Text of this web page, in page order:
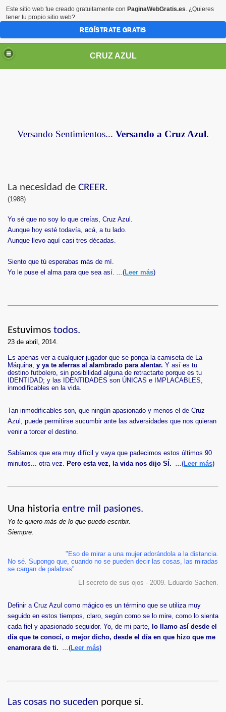
CRUZ AZUL
Versando Sentimientos... Versando a Cruz Azul.
La necesidad de CREER.
(1988)
Yo sé que no soy lo que creías, Cruz Azul.
Aunque hoy esté todavía, acá, a tu lado.
Aunque llevo aquí casi tres décadas.
Siento que tú esperabas más de mí.
Yo le puse el alma para que sea así. ...(Leer más)
Estuvimos todos.
23 de abril, 2014.
Es apenas ver a cualquier jugador que se ponga la camiseta de La
Máquina, y ya te aferras al alambrado para alentar. Y así es tu
destino futbolero, sin posibilidad alguna de retractarte porque es tu
IDENTIDAD; y las IDENTIDADES son ÚNICAS e IMPLACABLES,
inmodificables en la vida.
Tan inmodificables son, que ningún apasionado y menos el de Cruz
Azul, puede permitirse sucumbir ante las adversidades que nos quieran
venir a torcer el destino.
Sabíamos que era muy difícil y vaya que padecimos estos últimos 90
minutos... otra vez. Pero esta vez, la vida nos dijo SÍ. ...(Leer más)
Una historia entre mil pasiones.
Yo te quiero más de lo que puedo escribir.
Siempre.
"Eso de mirar a una mujer adorándola a la distancia.
No sé. Supongo que, cuando no se pueden decir las cosas, las miradas
se cargan de palabras".
El secreto de sus ojos - 2009. Eduardo Sacheri.
Definir a Cruz Azul como mágico es un término que se utiliza muy
seguido en estos tiempos, claro, según como se lo mire, como lo sienta
cada fiel y apasionado seguidor. Yo, de mi parte, lo llamo así desde el
día que te conocí, o mejor dicho, desde el día en que hizo que me
enamorara de ti. ...(Leer más)
Las cosas no suceden porque sí.
Este sitio web fue creado gratuitamente con PaginaWebGratis.es. ¿Quieres
tener tu propio sitio web?
REGÍSTRATE GRATIS